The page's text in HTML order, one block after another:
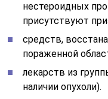
нестероидных
присутствуют
средств,
пораженной
лекарств из
наличии опухоли).